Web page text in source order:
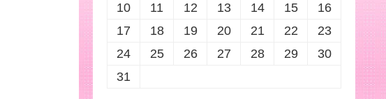
10
11 12 13 14 15
16
17
18 19 20 21 22
23
24
25 26 27 28 29
30
31